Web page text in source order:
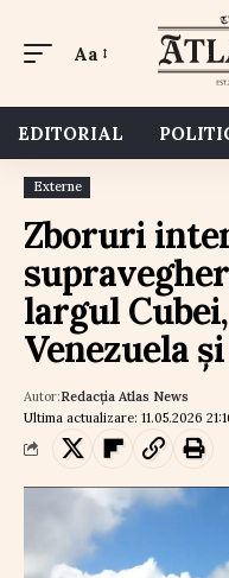
Aa
EDITORIAL
Externe
Zboruri
largul
Venezuela
Ultima actualizare: 11.05.2026
Autor:Redacția Atlas News